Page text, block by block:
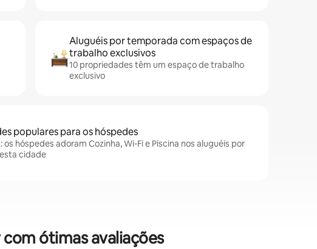
Aluguéis por temporada com espaços de
trabalho exclusivos
10 propriedades têm um espaço de trabalho
exclusivo
populares para os hóspedes
os hóspedes adoram Cozinha, Wi-Fi e Piscina nos aluguéis por
cidade
ótimas avaliações